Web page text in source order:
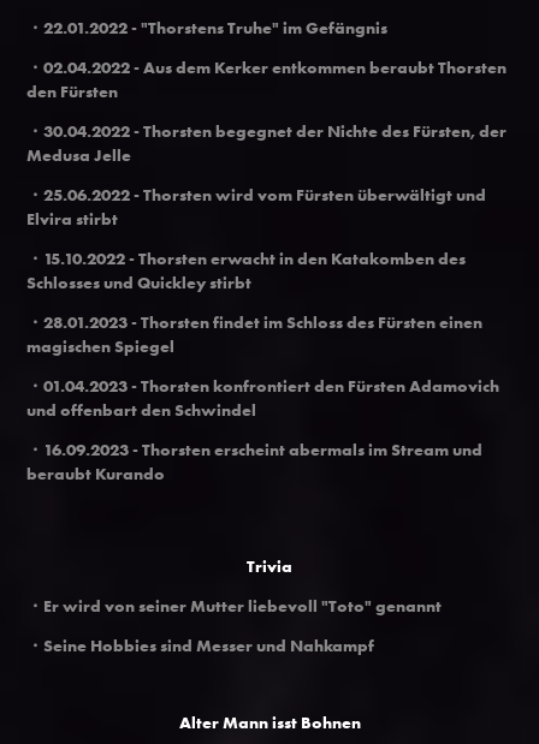
・22.01.2022 - "Thorstens Truhe" im Gefängnis
・02.04.2022 - Aus dem Kerker entkommen beraubt Thorsten
den Fürsten
・30.04.2022- Thorsten begegnet der Nichte des Fürsten, der
Medusa Jelle
・25.06.2022- Thorsten wird vom Fürsten überwältigt und
Elvira stirbt
・15.10.2022- Thorsten erwacht in den Katakomben des
Schlosses und Quickley stirbt
・28.01.2023- Thorsten findet im Schloss des Fürsten einen
magischen Spiegel
・01.04.2023- Thorsten konfrontiert den Fürsten Adamovich
und offenbart den Schwindel
・16.09.2023- Thorsten erscheint abermals im Stream und
beraubt Kurando
Trivia
・Er wird von seiner Mutter liebevoll "Toto" genannt
・Seine Hobbies sind Messer und Nahkampf
Alter Mann isst Bohnen